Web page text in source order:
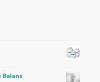
Balans